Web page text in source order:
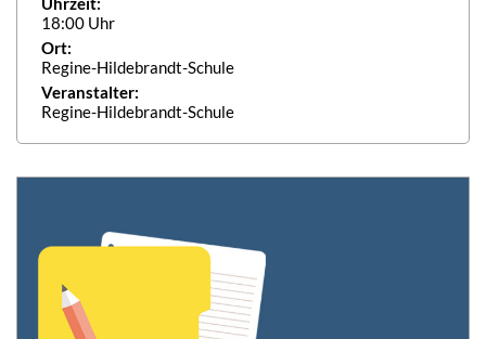
18:00 Uhr
Ort:
Regine-Hildebrandt-Schule
Veranstalter:
Regine-Hildebrandt-Schule